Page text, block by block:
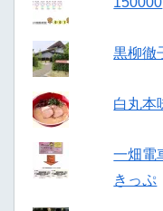
黒柳徹
白丸本
一畑電
きっぷ